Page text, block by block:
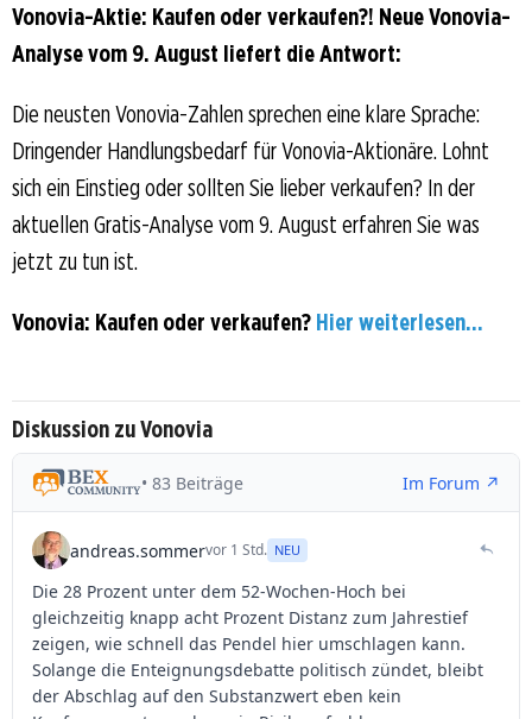
Vonovia-Aktie: Kaufen oder verkaufen?! Neue Vonovia-
Analyse vom 9. August liefert die Antwort:
Die neusten Vonovia-Zahlen sprechen eine klare Sprache:
Dringender Handlungsbedarf für Vonovia-Aktionäre. Lohnt
sich ein Einstieg oder sollten Sie lieber verkaufen? In der
aktuellen Gratis-Analyse vom 9. August erfahren Sie was
jetzt zu tun ist.
Vonovia: Kaufen oder verkaufen? Hier weiterlesen...
Diskussion zu Vonovia